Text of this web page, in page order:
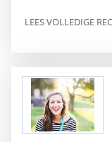
LEES VOLLEDIGE